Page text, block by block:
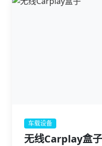
车载设备
无线Carplay盒子